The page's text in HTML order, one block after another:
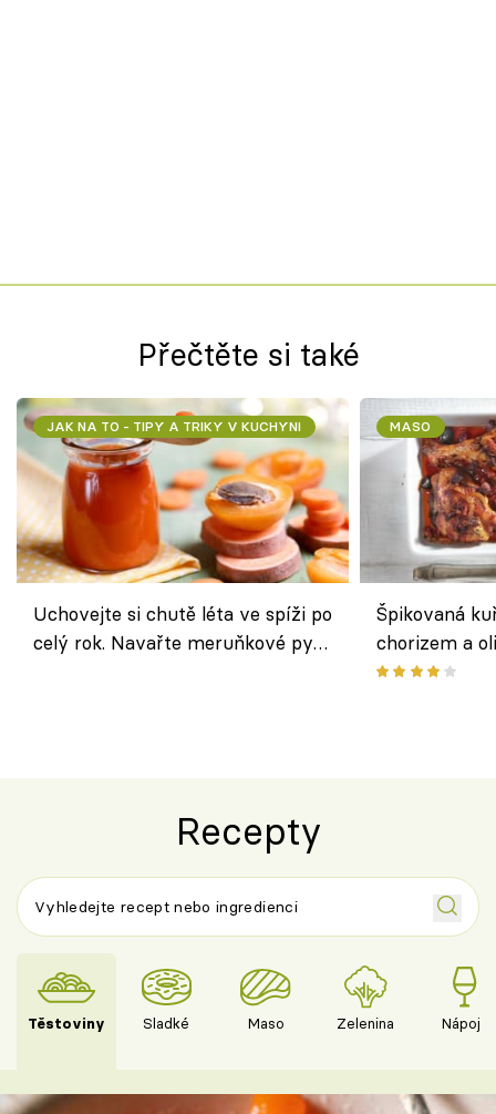
Přečtěte si také
JAK NA TO - TIPY A TRIKY V KUCHYNI
Uchovejte si chutě léta ve spíži po
celý rok. Navařte meruňkové pyré
MASO
Špikovaná
chorizem a
letní
Recepty
Těstoviny Sladké Maso Zelenina Nápoje